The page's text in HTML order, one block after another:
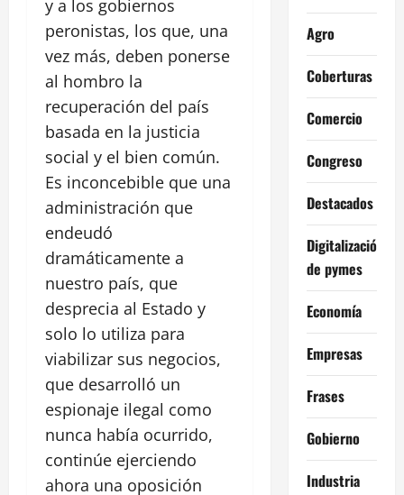
y a los gobiernos
peronistas, los que, una
vez más, deben ponerse
al hombro la
recuperación del país
basada en la justicia
social y el bien común.
Es inconcebible que una
administración que
endeudó
dramáticamente a
nuestro país, que
desprecia al Estado y
solo lo utiliza para
viabilizar sus negocios,
que desarrolló un
espionaje ilegal como
nunca había ocurrido,
continúe ejerciendo
ahora una oposición
Agro
Coberturas
Comercio
Congreso
Destacados
Digitalización
de pymes
Economía
Empresas
Frases
Gobierno
Industria